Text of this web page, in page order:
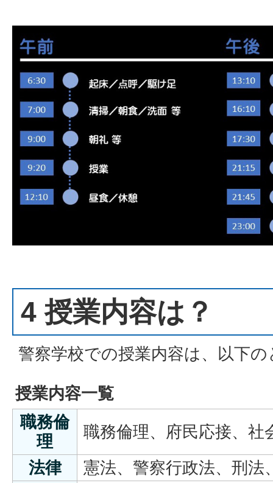
4 授業内容は？
警察学校での授業内容は、以下
授業内容一覧
職務倫
理
職務倫理、府民応接、社
法律
憲法、警察行政法、刑法